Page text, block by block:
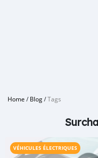
Home /Blog/Tags
VÉHICULES ÉLECTRIQUES